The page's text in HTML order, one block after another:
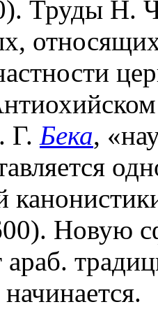
Труды Н.
Г. Бека,
Новую
араб.